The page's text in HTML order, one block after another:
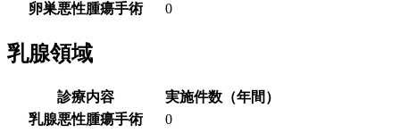
卵巣悪性腫瘍手術
0
乳腺領域
診療内容
実施件数（年間）
乳腺悪性腫瘍手術
0